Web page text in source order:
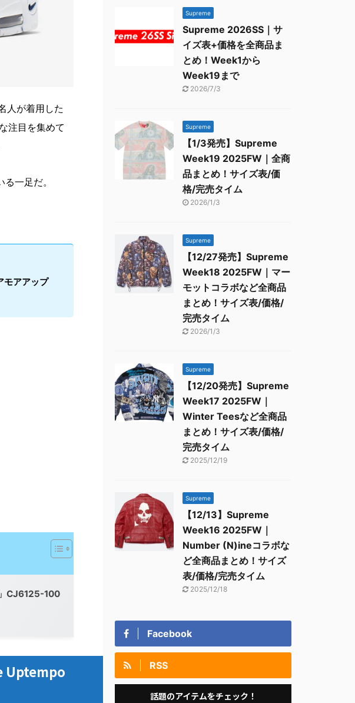
人が着用した
注目を集めて
一足だ。
アアップ
CJ6125-100
Uptempo
Supreme
Supreme 2026SS｜サ
イズ表+価格を全商品ま
とめ！Week1から
Week19まで
2026/7/3
Supreme
【1/3発売】Supreme
Week19 2025FW｜全商
品まとめ！サイズ表/価
格/完売タイム
2026/1/3
Supreme
【12/27発売】Supreme
Week18 2025FW｜マー
モットコラボなど全商品
まとめ！サイズ表/価格/
完売タイム
2026/1/3
Supreme
【12/20発売】Supreme
Week17 2025FW｜
Winter Teesなど全商品
まとめ！サイズ表/価格/
完売タイム
2025/12/19
Supreme
【12/13】Supreme
Week16 2025FW｜
Number (N)ineコラボな
ど全商品まとめ！サイズ
表/価格/完売タイム
2025/12/18
Facebook
RSS
話題のアイテムをチェック！